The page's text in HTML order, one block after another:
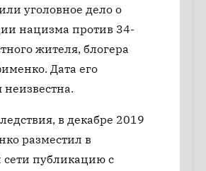
уголовное дело о
нацизма против 34-
жителя, блогера
Дата его
в декабре 2019
разместил в
сети публикацию с